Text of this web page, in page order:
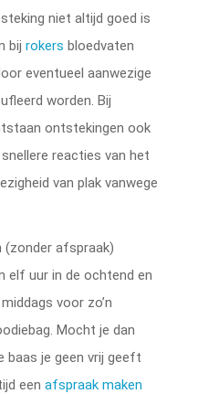
niet altijd goed is
bijrokers bloedvaten
eventueel aanwezige
worden. Bij
ontstekingen ook
reacties van het
van plak vanwege
(zonder afspraak)
elf uur in de ochtend en
voor zo’n
Mocht je dan
baas je geen vrij geeft
eenafspraak maken